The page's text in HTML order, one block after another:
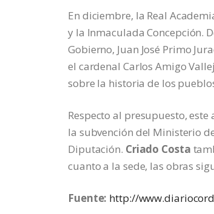
En diciembre, la Real
y la Inmaculada Concepción.
Gobierno, Juan José Primo
el cardenal Carlos Amigo
sobre la historia de los
Respecto al presupuesto,
la subvención del Ministerio
Diputación. Criado Costa
cuanto a la sede, las obras
Fuente: http://